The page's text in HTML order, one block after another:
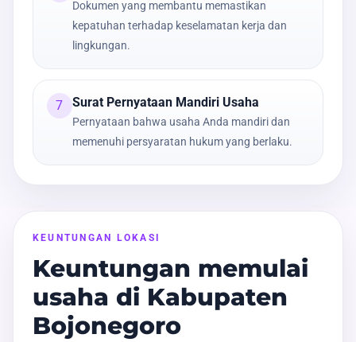
Dokumen yang membantu memastikan
kepatuhan terhadap keselamatan kerja dan
lingkungan.
7 Surat Pernyataan Mandiri Usaha
Pernyataan bahwa usaha Anda mandiri dan
memenuhi persyaratan hukum yang berlaku.
KEUNTUNGAN LOKASI
Keuntungan memulai
usaha di Kabupaten
Bojonegoro